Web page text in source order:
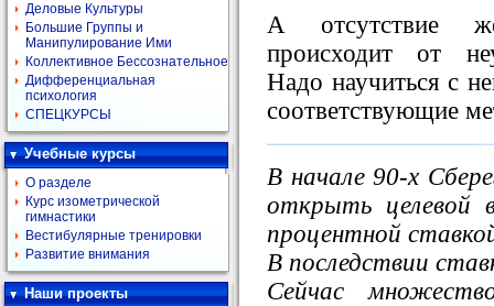
Деловые Культуры
Большие Группы и
Манипулирование Ими
Коллективное Бессознательное
Дифференциальная
психология
СПЕЦКУРСЫ
Учебные курсы
О разделе
Курс изометрической
гимнастики
Вестибулярные тренировки
Развитие внимания
Наши проекты
А отсутствие
происходит от
Надо научиться с
соответствующие
В начале 90-х
открыть целевой
процентной
В последствии
Сейчас